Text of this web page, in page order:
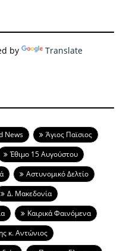
by Translate
News
Άγιος Παϊσιος
Έθιμο 15 Αυγούστου
Αστυνομικό Δελτίο
Δ. Μακεδονία
Καιρικά Φαινόμενα
κ. Αντώνιος